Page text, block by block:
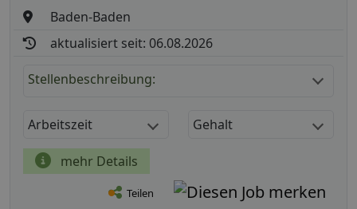
Baden-Baden
aktualisiert seit: 06.08.2026
Stellenbeschreibung:
Arbeitszeit Gehalt
mehr Details
Teilen